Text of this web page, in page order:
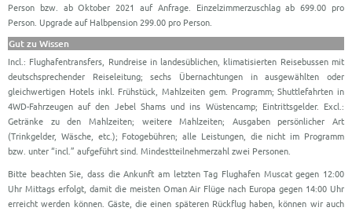
Person bzw. ab Oktober 2021 auf Anfrage. Einzelzimmerzuschlag ab 699.00 pro
Person. Upgrade auf Halbpension 299.00 pro Person.
Gut zu Wissen
Incl.: Flughafentransfers, Rundreise in landesüblichen, klimatisierten Reisebussen mit
deutschsprechender Reiseleitung; sechs Übernachtungen in ausgewählten oder
gleichwertigen Hotels inkl. Frühstück, Mahlzeiten gem. Programm; Shuttlefahrten in
4WD-Fahrzeugen auf den Jebel Shams und ins Wüstencamp; Eintrittsgelder. Excl.:
Getränke zu den Mahlzeiten; weitere Mahlzeiten; Ausgaben persönlicher Art
(Trinkgelder, Wäsche, etc.); Fotogebühren; alle Leistungen, die nicht im Programm
bzw. unter “incl.” aufgeführt sind. Mindestteilnehmerzahl zwei Personen.
Bitte beachten Sie, dass die Ankunft am letzten Tag Flughafen Muscat gegen 12:00
Uhr Mittags erfolgt, damit die meisten Oman Air Flüge nach Europa gegen 14:00 Uhr
erreicht werden können. Gäste, die einen späteren Rückflug haben, können wir auch